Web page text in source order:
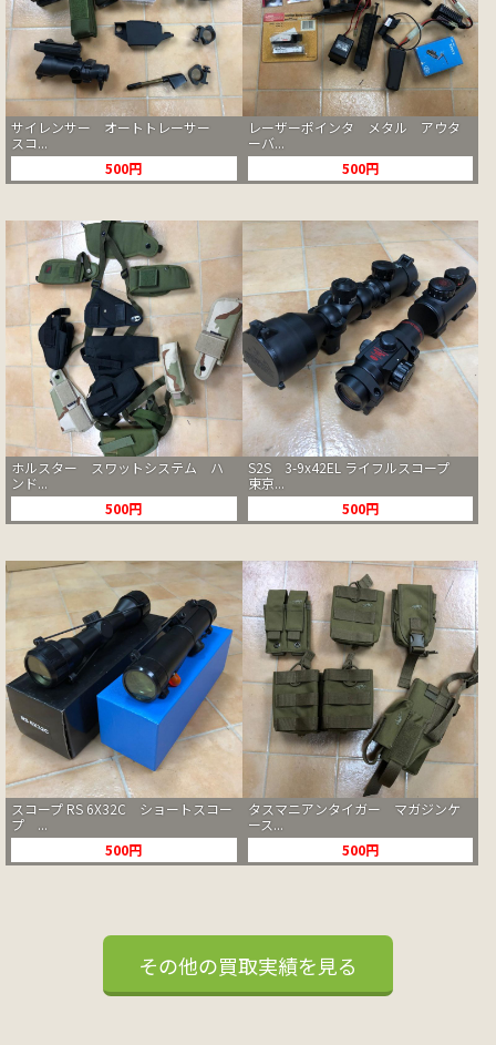
サイレンサー オートトレーサー
スコ...
500円
レーザーポインタ メタル アウタ
ーバ...
500円
ホルスター スワットシステム ハ
ンド...
500円
S2S 3-9x42EL ライフルスコープ
東京...
500円
スコープ RS 6X32C ショートスコー
プ ...
500円
タスマニアンタイガー マガジンケ
ース...
500円
その他の買取実績を見る